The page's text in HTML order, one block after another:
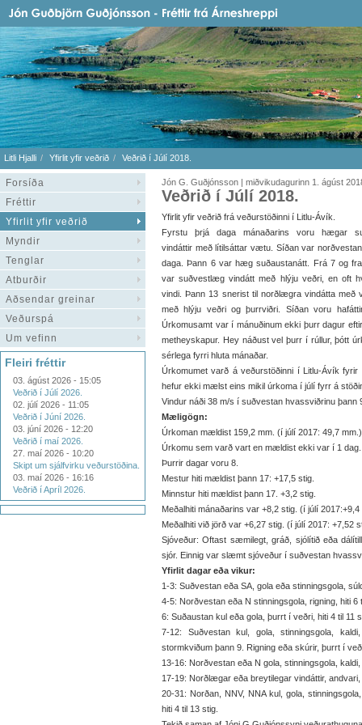
Litli Hjalli Yfirlit yfir veðrið Veðrið í Júlí 2018.
Forsíða
Fréttir
Yfirlit yfir veðrið
Myndir
Tenglar
Atburðir
Aðsendar greinar
Veðurspá
Um vefinn
Fleiri fréttir
03. ágúst 2026 - 15:05
Veðrið í Júlí 2026.
02. júlí 2026 - 11:05
Veðrið í Júní 2026.
03. júní 2026 - 12:20
Veðrið í maí 2026.
27. maí 2026 - 10:20
Skipt um sjálfvirku veðurstöðina.
03. maí 2026 - 16:16
Veðrið í Apríl 2026.
Jón G. Guðjónsson | miðvikudagurinn 1. ágúst
Veðrið í Júlí 2018.
Yfirlit yfir veðrið frá veðurstöðinni í Litlu-Ávík.
Fyrstu þrjá daga mánaðarins voru hægar
vindáttir með lítilsáttar vætu. Síðan var
daga. Þann 6 var hæg suðaustanátt. Frá 7 og
var suðvestlæg vindátt með hlýju veðri, en oft
vindi. Þann 13 snerist til norðlægra vindátta
með hlýju veðri og þurrviðri. Síðan voru
Úrkomusamt var í mánuðinum ekki þurr dagur
metheyskapur. Hey náðust vel þurr í rúllur, þótt
sérlega fyrri hluta mánaðar.
Úrkomumet varð á veðurstöðinni í Litlu-Ávík
hefur ekki mælst eins mikil úrkoma í júlí fyrr á
Vindur náði 38 m/s í suðvestan hvassviðrinu þann
Mæligögn:
Úrkoman mældist 159,2 mm. (í júlí 2017: 49,7 mm.)
Úrkomu sem varð vart en mældist ekki var í 1 dag.
Þurrir dagar voru 8.
Mestur hiti mældist þann 17: +17,5 stig.
Minnstur hiti mældist þann 17. +3,2 stig.
Meðalhiti mánaðarins var +8,2 stig. (í júlí 2017:+9,4
Meðalhiti við jörð var +6,27 stig. (í júlí 2017: +7,52
Sjóveður: Oftast sæmilegt, gráð, sjólítið eða
sjór. Einnig var slæmt sjóveður í suðvestan
Yfirlit dagar eða vikur:
1-3: Suðvestan eða SA, gola eða stinningsgola,
4-5: Norðvestan eða N stinningsgola, rigning, hiti 6
6: Suðaustan kul eða gola, þurrt í veðri, hiti 4 til 11
7-12: Suðvestan kul, gola, stinningsgola,
stormkviðum þann 9. Rigning eða skúrir, þurrt í
13-16: Norðvestan eða N gola, stinningsgola,
17-19: Norðlægar eða breytilegar vindáttir,
20-31: Norðan, NNV, NNA kul, gola,
hiti 4 til 13 stig.